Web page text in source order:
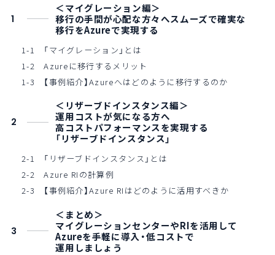
1
＜マイグレーション編＞
移行の手間が心配な方々へスムーズで確実な
移行をAzureで実現する
1-1 「マイグレーション」とは
1-2 Azureに移行するメリット
1-3 【事例紹介】Azureへはどのように移行するのか
2
＜リザーブドインスタンス編＞
運用コストが気になる方へ
高コストパフォーマンスを実現する
「リザーブドインスタンス」
2-1 「リザーブドインスタンス」とは
2-2 Azure RIの計算例
2-3 【事例紹介】Azure RIはどのように活用すべきか
3
＜まとめ＞
マイグレーションセンターやRIを活用して
Azureを手軽に導入・低コストで
運用しましょう